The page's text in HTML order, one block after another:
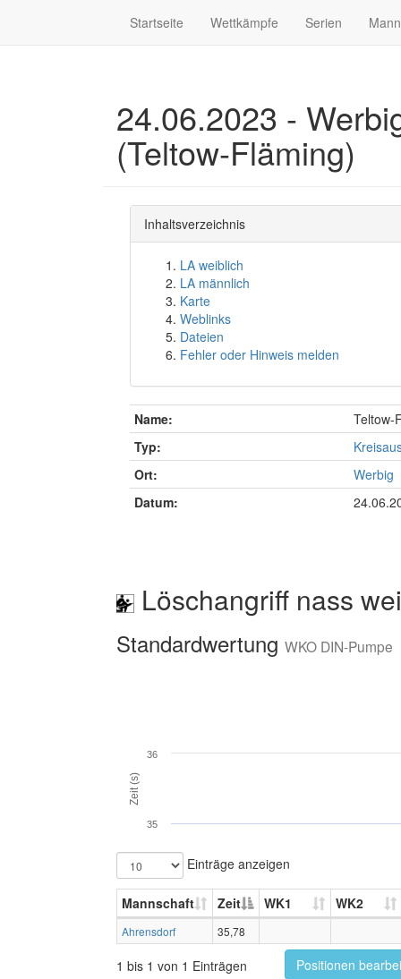
Startseite Wettkämpfe Serien
24.06.2023 -
(Teltow-Fläming)
Inhaltsverzeichnis
LA weiblich
LA männlich
Karte
Weblinks
Dateien
Fehler oder Hinweis melden
Name:
Teltow-
Typ:
Ort:
Werbig
Datum:
Löschangriff nass
Standardwertung WKO DIN-Pumpe
Zeit (s)
35
36
Einträge anzeigen
Mannschaft Zeit WK1 WK2
Ahrensdorf 35,78
1 bis 1 von 1 Einträgen Positionen